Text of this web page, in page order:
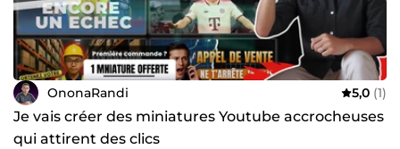
OnonaRandi 5,0 (1)
Je vais créer des miniatures Youtube accrocheuses
qui attirent des clics